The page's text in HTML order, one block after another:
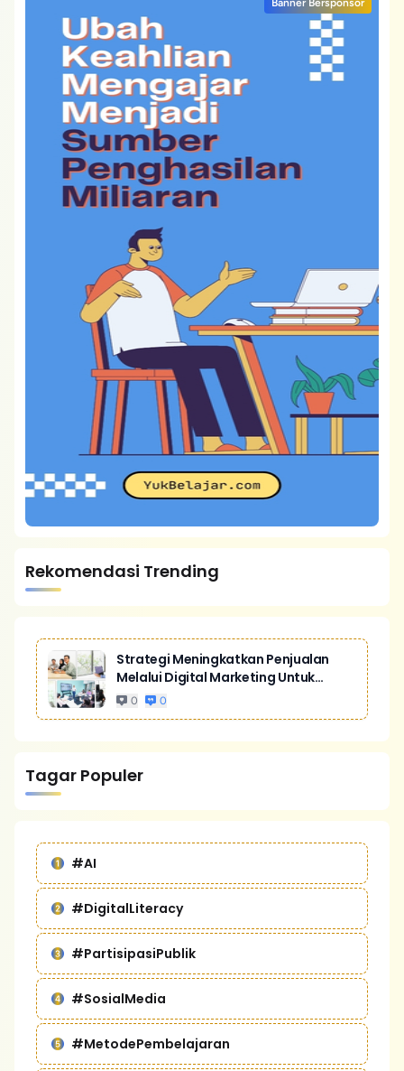
Banner Bersponsor
Rekomendasi Trending
Strategi Meningkatkan Penjualan
Melalui Digital Marketing Untuk
Bisnis Yang Lebih Kompetitif
0 0
Tagar Populer
#AI
#DigitalLiteracy
#PartisipasiPublik
#SosialMedia
#MetodePembelajaran